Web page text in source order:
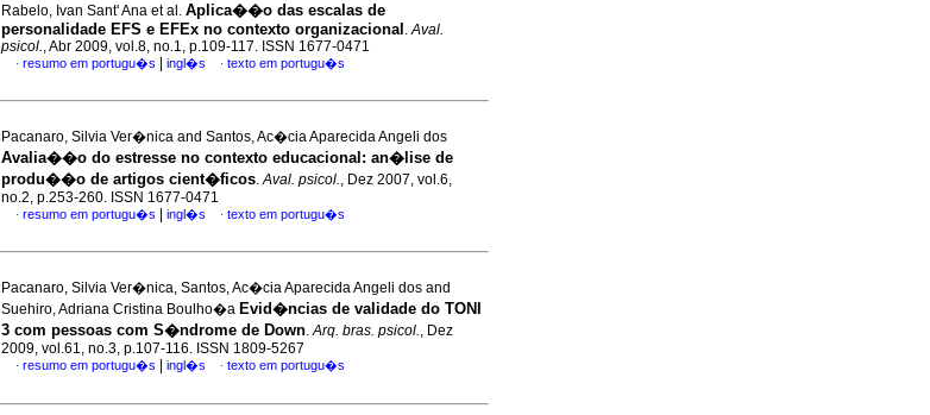
Rabelo, Ivan Sant' Ana et al. Aplica��o das escalas de
personalidade EFS e EFEx no contexto organizacional .Aval.
psicol., Abr 2009, vol.8, no.1, p.109-117. ISSN 1677-0471
· resumo em portugu�s ingl�s · texto em portugu�s
Pacanaro, Silvia Ver�nica and Santos, Ac�cia Aparecida Angeli dos
Avalia��o do estresse no contexto educacional : an�lise de
produ��o de artigos cient�ficos.Aval. psicol., Dez 2007, vol.6,
no.2, p.253-260. ISSN 1677-0471
· resumo em portugu�s ingl�s · texto em portugu�s
Pacanaro, Silvia Ver�nica, Santos, Ac�cia Aparecida Angeli dos and
Suehiro, Adriana Cristina Boulho�a Evid�ncias de validade do TONI
3 com pessoas com S�ndrome de Down.Arq. bras. psicol., Dez
2009, vol.61, no.3, p.107-116. ISSN 1809-5267
· resumo em portugu�s ingl�s · texto em portugu�s